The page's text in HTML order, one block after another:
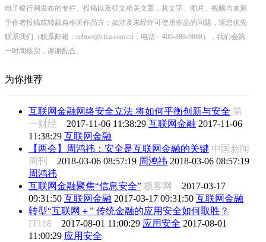
电子银行网发布的专栏、投稿以及征文相关文章，其文字、图片、视频均来源
于作者投稿或转载自相关作品方；如涉及未经许可使用作品的问题，请您优先
联系我们（联系邮箱：cebnet@cfca.com.cn，电话：400-880-9888），我们会第
一时间核实，谢谢配合。
为你推荐
互联网金融网络安全立法 将如何平衡创新与安全 第
一财经 2017-11-06 11:38:29 互联网金融 2017-11-06
11:38:29 互联网金融
【两会】周鸿祎：安全是互联网金融的关键 中国新闻
周刊 2018-03-06 08:57:19 周鸿祎 2018-03-06 08:57:19
周鸿祎
互联网金融聚焦“信息安全” 极客网 2017-03-17
09:31:50 互联网金融 2017-03-17 09:31:50 互联网金融
转型“互联网＋” 传统金融的应用安全如何取胜？
IT168 2017-08-01 11:00:29 应用安全 2017-08-01
11:00:29 应用安全